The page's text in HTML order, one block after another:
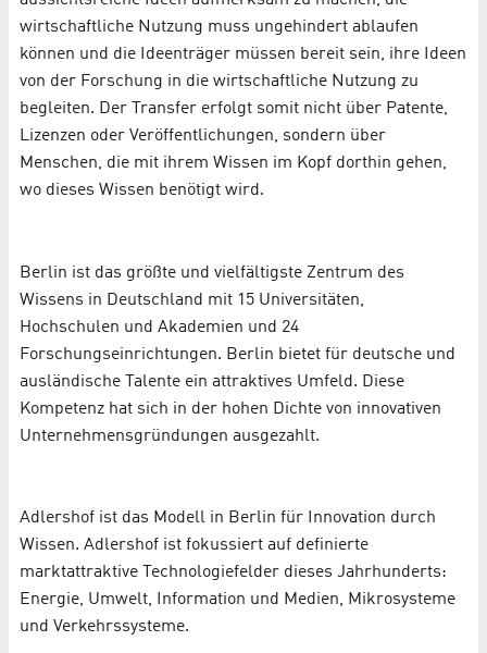
wirtschaftliche Nutzung muss ungehindert ablaufen
können und die Ideenträger müssen bereit sein, ihre Ideen
von der Forschung in die wirtschaftliche Nutzung zu
begleiten. Der Transfer erfolgt somit nicht über Patente,
Lizenzen oder Veröffentlichungen, sondern über
Menschen, die mit ihrem Wissen im Kopf dorthin gehen,
wo dieses Wissen benötigt wird.
Berlin ist das größte und vielfältigste Zentrum des
Wissens in Deutschland mit 15 Universitäten,
Hochschulen und Akademien und 24
Forschungseinrichtungen. Berlin bietet für deutsche und
ausländische Talente ein attraktives Umfeld. Diese
Kompetenz hat sich in der hohen Dichte von innovativen
Unternehmensgründungen ausgezahlt.
Adlers­hof ist das Modell in Berlin für Innovation durch
Wissen. Adlershof ist fokussiert auf definierte
marktattraktive Technologiefelder dieses Jahrhunderts:
Energie, Umwelt, Information und Medien, Mikrosysteme
und Verkehrssysteme.